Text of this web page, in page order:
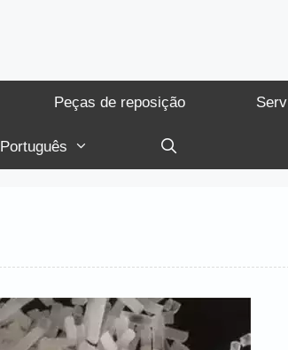
Peças de reposição
Português